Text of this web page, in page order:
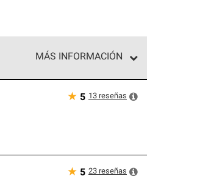
MÁS INFORMACIÓN
★ 5 13 reseñas
★ 5 23 reseñas